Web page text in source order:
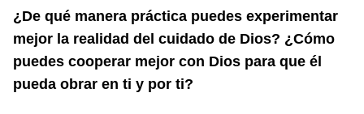
¿De qué manera práctica puedes experimentar
mejor la realidad del cuidado de Dios? ¿Cómo
puedes cooperar mejor con Dios para que él
pueda obrar en ti y por ti?